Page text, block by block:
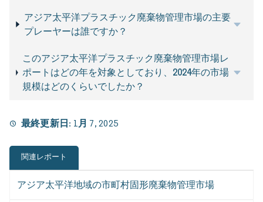
アジア太平洋プラスチック廃棄物管理市場の主要
プレーヤーは誰ですか？
このアジア太平洋プラスチック廃棄物管理市場レ
ポートはどの年を対象としており、2024年の市場
規模はどのくらいでしたか？
最終更新日: 1月 7, 2025
関連レポート
アジア太平洋地域の市町村固形廃棄物管理市場